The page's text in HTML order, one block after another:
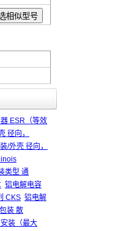
ESR（等效
径向，
/外壳 径向，
Illinois
类型 通
铝电解电容
CKS 铝电解
装 散
装（最大